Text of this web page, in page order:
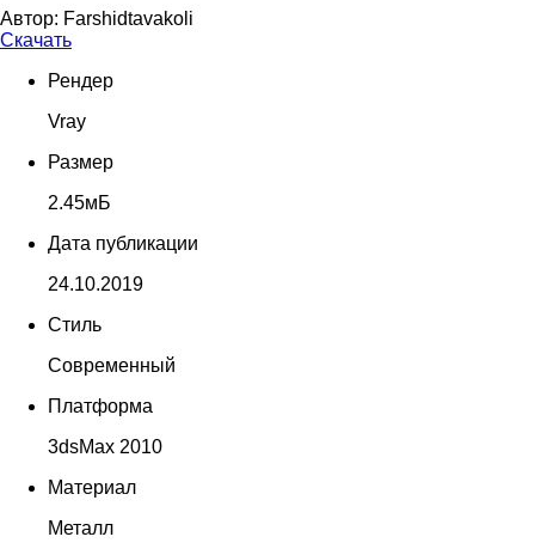
Автор: Farshidtavakoli
Скачать
Рендер
Vray
Размер
2.45мБ
Дата публикации
24.10.2019
Стиль
Современный
Платформа
3dsMax 2010
Материал
Металл